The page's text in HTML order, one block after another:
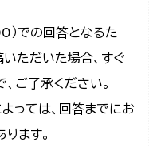
での回答となるた
ただいた場合、すぐ
ご了承ください。
っては、回答までにお
ます。